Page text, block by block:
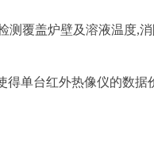
测覆盖炉壁及溶液温度,
单台红外热像仪的数据